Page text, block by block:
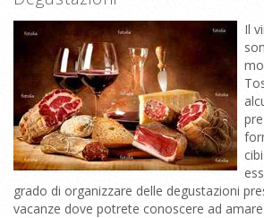
Il
grado di organizzare delle degustazioni
vacanze dove potrete conoscere ad